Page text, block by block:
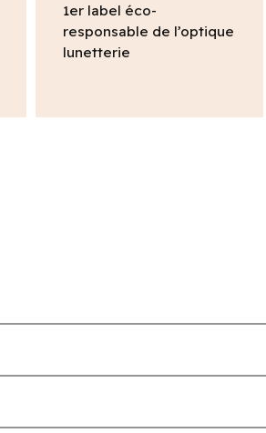
1er label éco-
responsable de l’optique
lunetterie